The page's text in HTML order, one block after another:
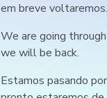
em breve voltaremos.
We are going
we will be back.
Estamos pasando